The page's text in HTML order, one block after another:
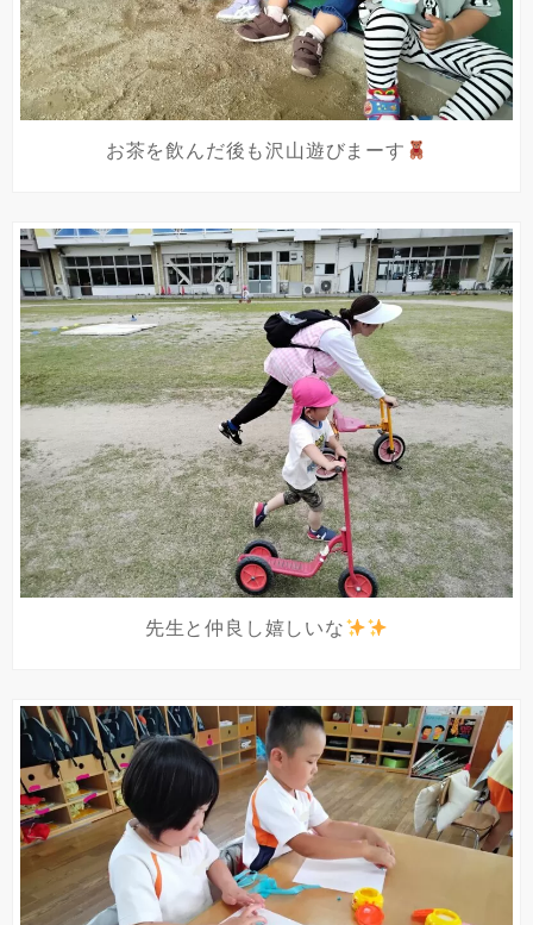
お茶を飲んだ後も沢山遊びまーす
先生と仲良し嬉しいな